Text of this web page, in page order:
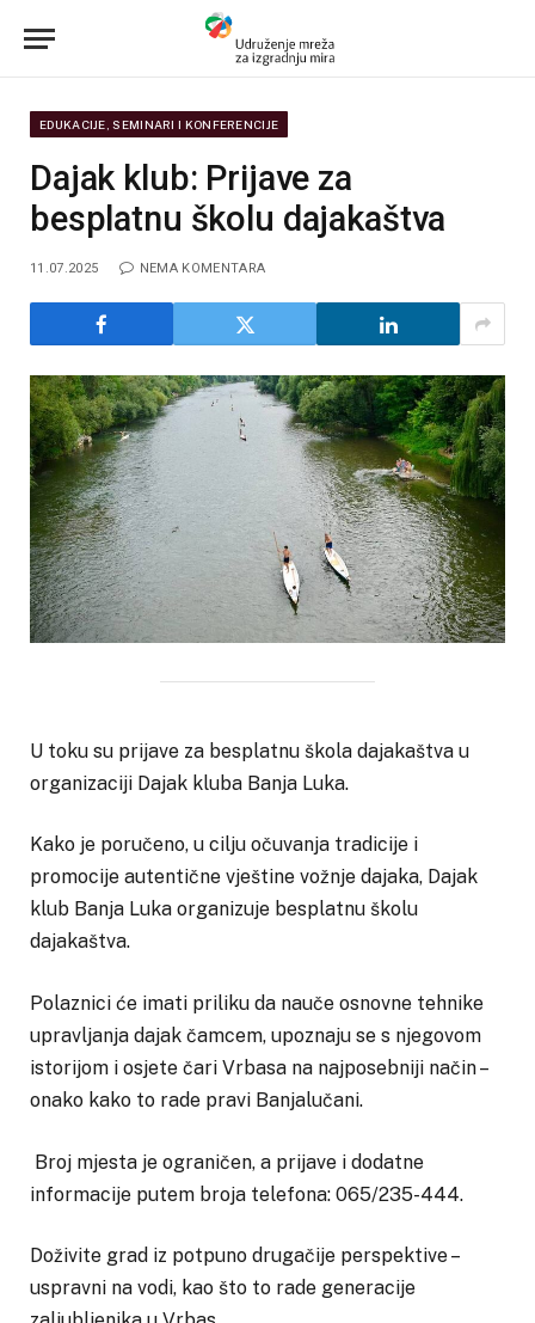
EDUKACIJE, SEMINARI I KONFERENCIJE
Dajak klub: Prijave za
besplatnu školu dajakaštva
11.07.2025 NEMA KOMENTARA
U toku su prijave za besplatnu škola dajakaštva u
organizaciji Dajak kluba Banja Luka.
Kako je poručeno, u cilju očuvanja tradicije i
promocije autentične vještine vožnje dajaka, Dajak
klub Banja Luka organizuje besplatnu školu
dajakaštva.
Polaznici će imati priliku da nauče osnovne tehnike
upravljanja dajak čamcem, upoznaju se s njegovom
istorijom i osjete čari Vrbasa na najposebniji način –
onako kako to rade pravi Banjalučani.
Broj mjesta je ograničen, a prijave i dodatne
informacije putem broja telefona: 065/235-444.
Doživite grad iz potpuno drugačije perspektive –
uspravni na vodi, kao što to rade generacije